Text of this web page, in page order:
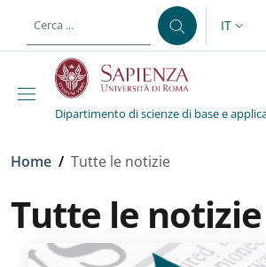
al contenuto principale
IT
Dipartimento di scienze di base e
Briciole di pane
Home / Tutte le notizie
Tutte le notizie